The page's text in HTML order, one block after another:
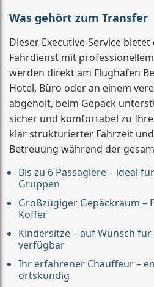
Was gehört zum Transfer
Dieser Executive-Service
Fahrdienst mit
werden direkt am Flughafen
Hotel, Büro oder an einem
abgeholt, beim Gepäck
sicher und komfortabel zu
klar strukturierter Fahrzeit
Betreuung während der
Bis zu 6 Passagiere – ideal
Gruppen
Großzügiger Gepäckraum –
Koffer
Kindersitze – auf Wunsch
verfügbar
Ihr erfahrener Chauffeur –
ortskundig